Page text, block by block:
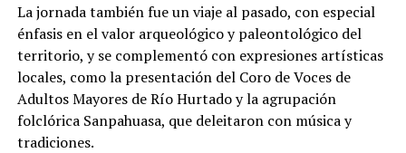
La jornada también fue un viaje al pasado, con especial
énfasis en el valor arqueológico y paleontológico del
territorio, y se complementó con expresiones artísticas
locales, como la presentación del Coro de Voces de
Adultos Mayores de Río Hurtado y la agrupación
folclórica Sanpahuasa, que deleitaron con música y
tradiciones.